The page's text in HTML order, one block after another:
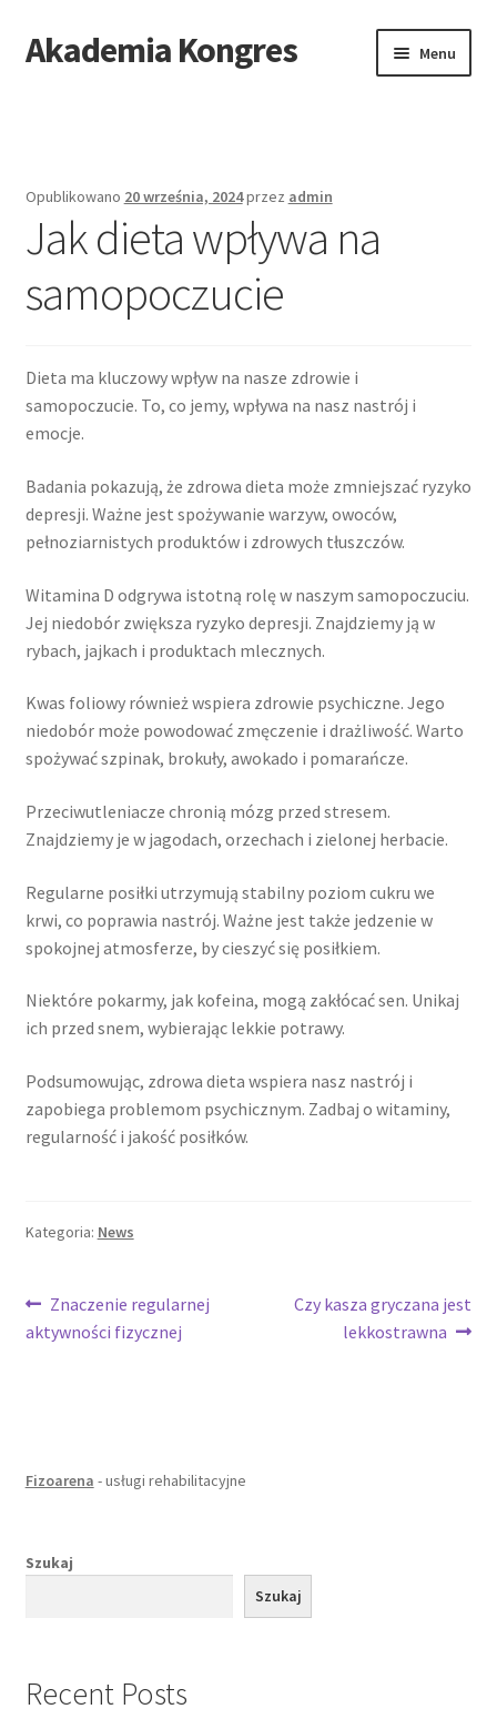
Przejdź
do
Przejdź
do
Akademia Kongres Menu
Opublikowano 20 września, 2024przez admin
Jak dieta wpływa na
samopoczucie
Dieta ma kluczowy wpływ na nasze zdrowie i
samopoczucie. To, co jemy, wpływa na nasz nastrój i
emocje.
Badania pokazują, że zdrowa dieta może zmniejszać ryzyko
depresji. Ważne jest spożywanie warzyw, owoców,
pełnoziarnistych produktów i zdrowych tłuszczów.
Witamina D odgrywa istotną rolę w naszym samopoczuciu.
Jej niedobór zwiększa ryzyko depresji. Znajdziemy ją w
rybach, jajkach i produktach mlecznych.
Kwas foliowy również wspiera zdrowie psychiczne. Jego
niedobór może powodować zmęczenie i drażliwość. Warto
spożywać szpinak, brokuły, awokado i pomarańcze.
Przeciwutleniacze chronią mózg przed stresem.
Znajdziemy je w jagodach, orzechach i zielonej herbacie.
Regularne posiłki utrzymują stabilny poziom cukru we
krwi, co poprawia nastrój. Ważne jest także jedzenie w
spokojnej atmosferze, by cieszyć się posiłkiem.
Niektóre pokarmy, jak kofeina, mogą zakłócać sen. Unikaj
ich przed snem, wybierając lekkie potrawy.
Podsumowując, zdrowa dieta wspiera nasz nastrój i
zapobiega problemom psychicznym. Zadbaj o witaminy,
regularność i jakość posiłków.
Kategoria: News
Nawigacja
wpisu
Poprzedni
wpis:
Znaczenie regularnej
aktywności fizycznej
Następny
Czy kasza gryczana jest
lekkostrawna
Fizoarena - usługi rehabilitacyjne
Szukaj
Szukaj
Recent Posts